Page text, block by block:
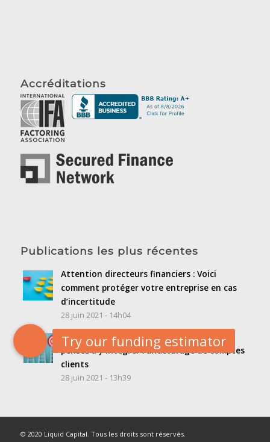
Accréditations
Publications les plus récentes
Attention directeurs financiers : Voici
comment protéger votre entreprise en cas
d’incertitude
28 juin 2021 - 14h04
Si vous élaborez un plan de croissance,
pensez à y intégrer l’affacturage de comptes
clients
28 juin 2021 - 13h39
© 2020 Liquid Capital. Tous les droits sont réservés.